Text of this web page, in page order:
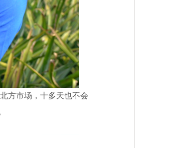
方市场，十多天也不会